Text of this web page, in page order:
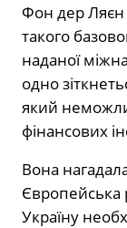
Фон дер Ляєн
такого
наданої
одно
який
фінансових
Вона
Європейська
Україну